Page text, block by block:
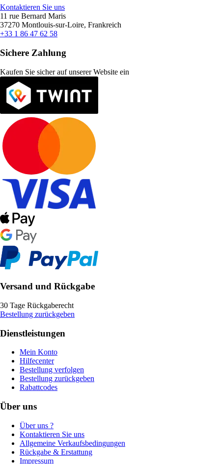
Kontaktieren Sie uns
11 rue Bernard Maris
37270 Montlouis-sur-Loire, Frankreich
+33 1 86 47 62 58
Sichere Zahlung
Kaufen Sie sicher auf unserer Website ein
Versand und Rückgabe
30 Tage Rückgaberecht
Bestellung zurückgeben
Dienstleistungen
Mein Konto
Hilfecenter
Bestellung verfolgen
Bestellung zurückgeben
Rabattcodes
Über uns
Über uns ?
Kontaktieren Sie uns
Allgemeine Verkaufsbedingungen
Rückgabe & Erstattung
Impressum